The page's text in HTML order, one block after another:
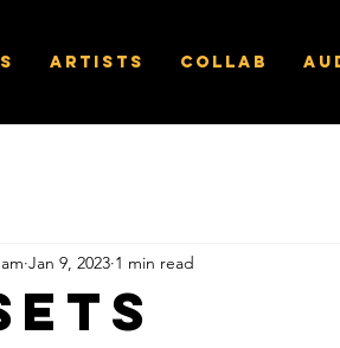
Artists Collab
Jan 9, 2023 1 min read